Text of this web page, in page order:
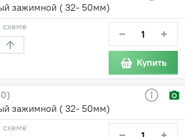
зажимной ( 32- 50мм)
схеме − +
Купить
зажимной ( 32- 50мм)
схеме